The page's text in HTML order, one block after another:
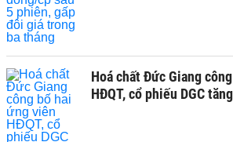
Hoá chất Đức Giang
HĐQT, cổ phiếu DGC